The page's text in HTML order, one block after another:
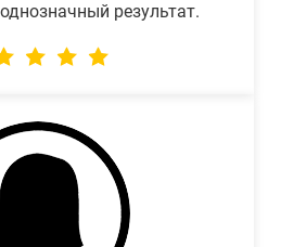
результат.